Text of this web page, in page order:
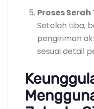
Proses
Setelah tiba,
pengiriman
sesuai detail